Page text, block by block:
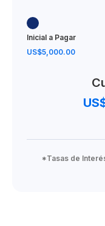
Inicial a Pagar
US$5,000.00
*Tasas de